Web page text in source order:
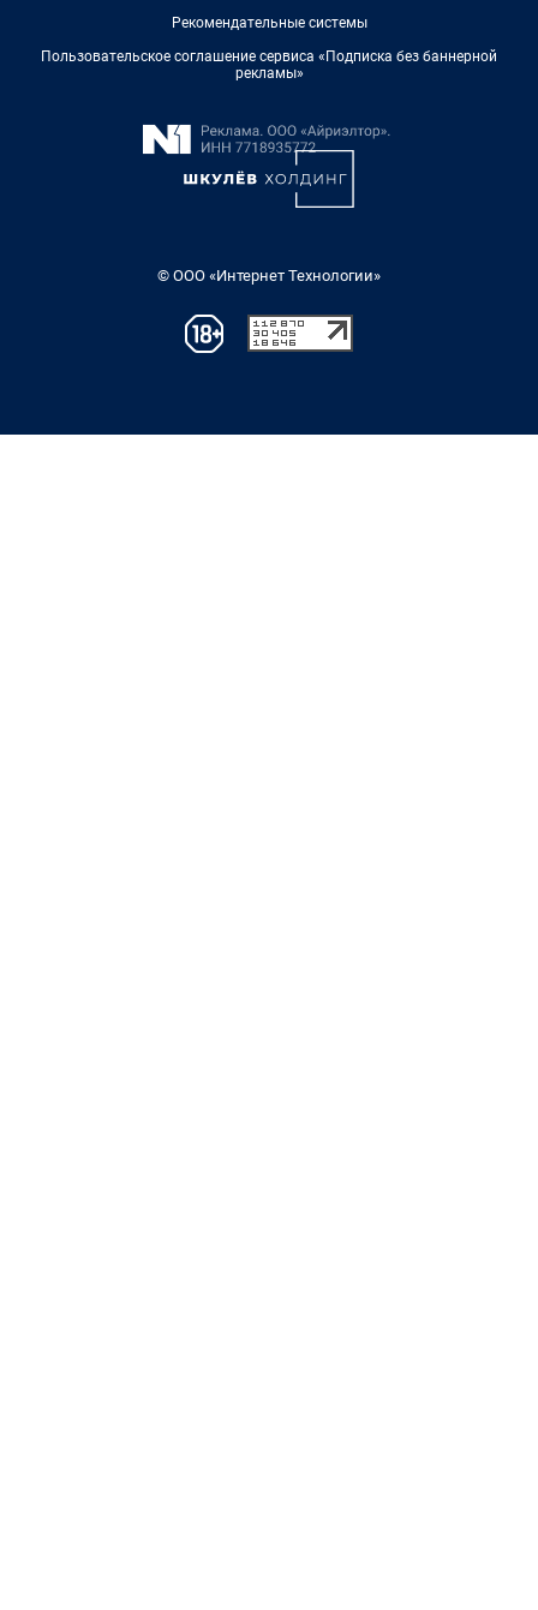
Рекомендательные системы
Пользовательское соглашение сервиса «Подписка без баннерной
рекламы»
© ООО «Интернет Технологии»